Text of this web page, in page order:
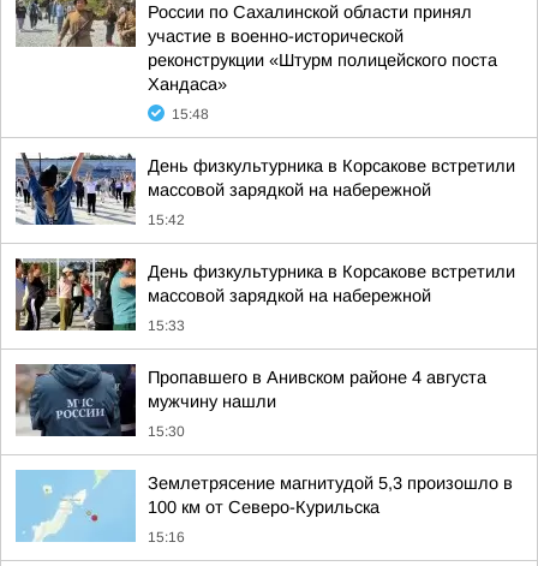
России по Сахалинской области принял
участие в военно-исторической
реконструкции «Штурм полицейского поста
Хандаса»
15:48
День физкультурника в Корсакове встретили
массовой зарядкой на набережной
15:42
День физкультурника в Корсакове встретили
массовой зарядкой на набережной
15:33
Пропавшего в Анивском районе 4 августа
мужчину нашли
15:30
Землетрясение магнитудой 5,3 произошло в
100 км от Северо-Курильска
15:16